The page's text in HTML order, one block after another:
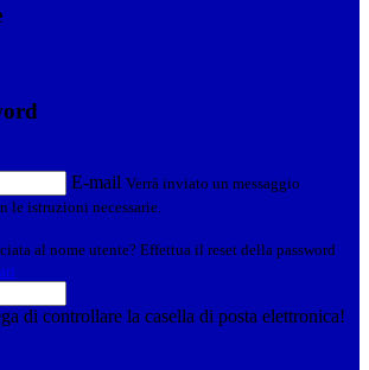
E-mail Verrà inviato un messaggio
le istruzioni necessarie.
al nome utente? Effettua il reset della password
di controllare la casella di posta elettronica!